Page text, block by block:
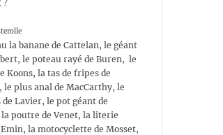
?
la banane de Cattelan, le géant
le poteau rayé de Buren, le
Koons, la tas de fripes de
le plus anal de MacCarthy, le
Lavier, le pot géant de
la poutre de Venet, la literie
la motocyclette de Mosset,